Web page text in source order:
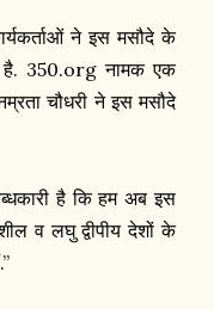
ने इस मसौदे के
है. 350.org नामक एक
चौधरी ने इस मसौदे
है कि हम अब इस
व लघु द्वीपीय देशों के